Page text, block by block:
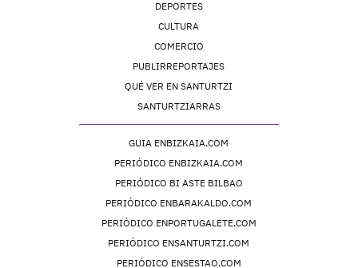
DEPORTES
CULTURA
COMERCIO
PUBLIRREPORTAJES
QUÉ VER EN SANTURTZI
SANTURTZIARRAS
GUIA ENBIZKAIA.COM
PERIÓDICO ENBIZKAIA.COM
PERIÓDICO BI ASTE BILBAO
PERIÓDICO ENBARAKALDO.COM
PERIÓDICO ENPORTUGALETE.COM
PERIÓDICO ENSANTURTZI.COM
PERIÓDICO ENSESTAO.COM